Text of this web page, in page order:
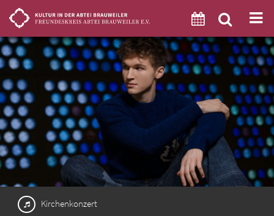
Kirchenkonzert